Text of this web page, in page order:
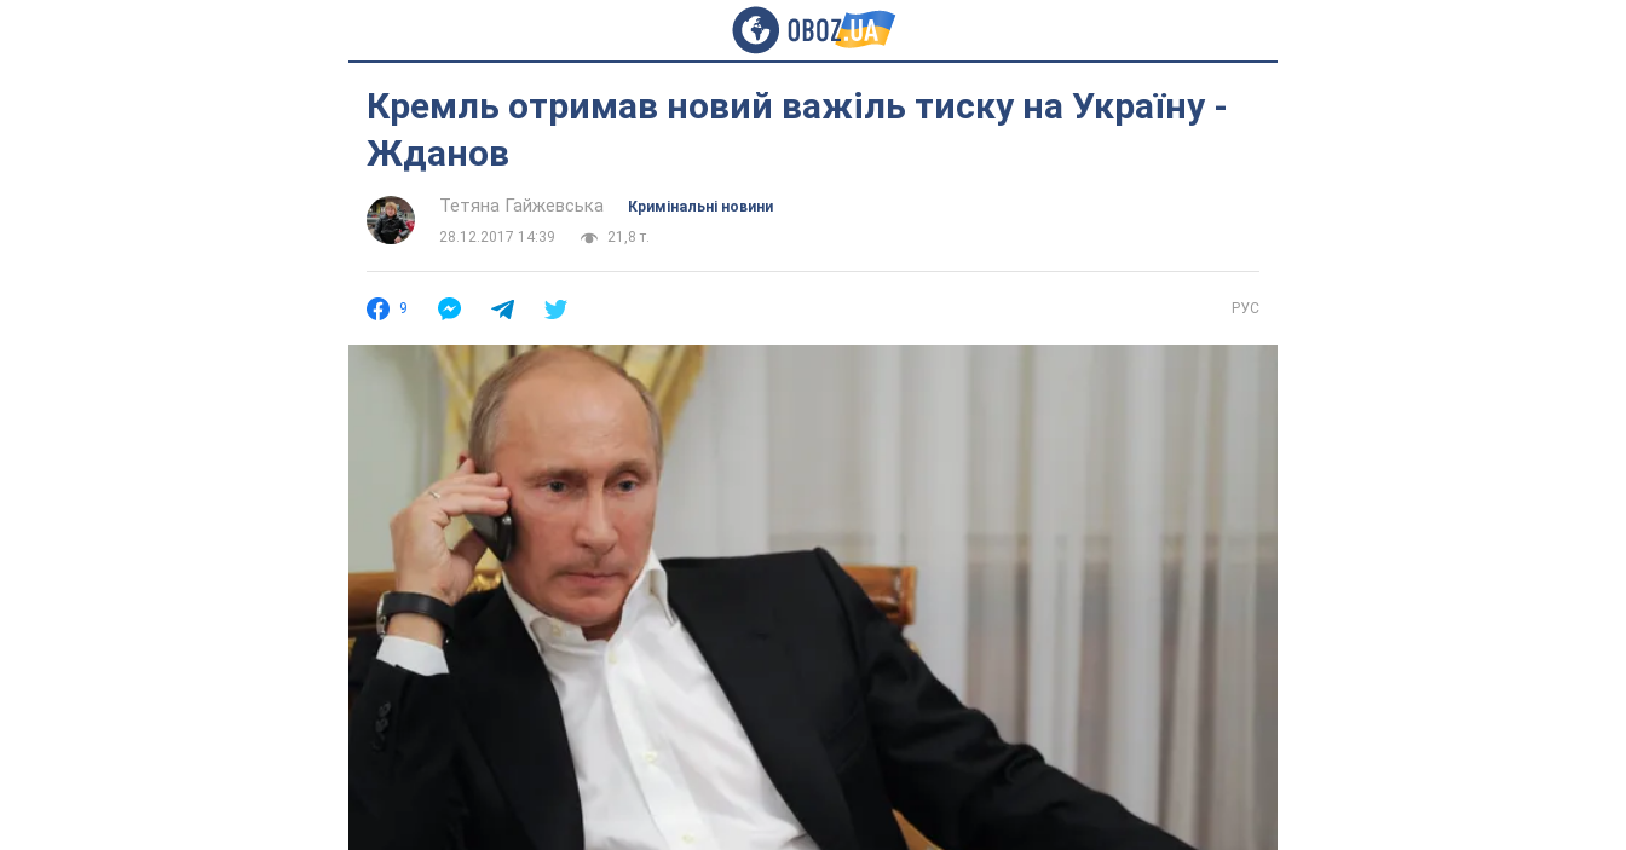
Кремль отримав новий важіль тиску на Україну -
Жданов
Тетяна Гайжевська
Кримінальні новини
28.12.2017 14:39
21,8 т.
9 РУС